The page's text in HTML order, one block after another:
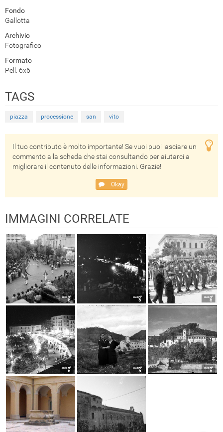
Fondo
Gallotta
Archivio
Fotografico
Formato
Pell. 6x6
TAGS
piazza processione san vito
Il tuo contributo è molto importante! Se vuoi puoi lasciare un
commento alla scheda che stai consultando per aiutarci a
migliorare il contenuto delle informazioni. Grazie!
Okay
IMMAGINI CORRELATE